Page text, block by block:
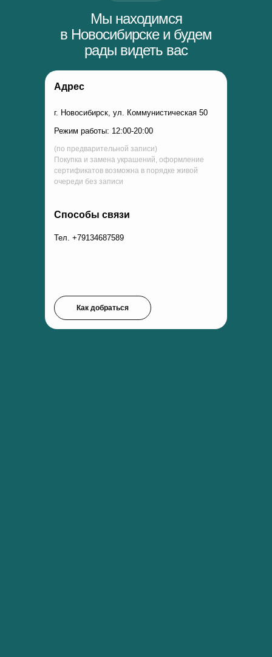
Мы находимся
в Новосибирске и будем
рады видеть вас
Адрес
Способы связи
г. Новосибирск, ул. Коммунистическая 50
Тел. +79134687589
Режим работы: 12:00-20:00
(по предварительной записи)
Покупка и замена украшений, оформление
сертификатов возможна в порядке живой
очереди без записи
Как добраться